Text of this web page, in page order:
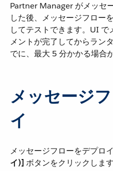
Partner Manager がメッセ
した後、メッセージフロー
してテストできます。UI で
メントが完了してからラン
でに、最大 5 分かかる場合
メッセージ
イ
メッセージフローをデプロ
イ)] ボタンをクリックします